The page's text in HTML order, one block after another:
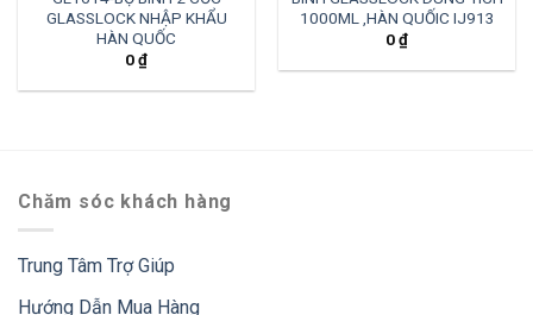
GLASSLOCK NHẬP KHẨU
HÀN QUỐC
0₫
1000ML ,HÀN QUỐIC IJ913
0₫
Chăm sóc khách hàng
Trung Tâm Trợ Giúp
Hướng Dẫn Mua Hàng